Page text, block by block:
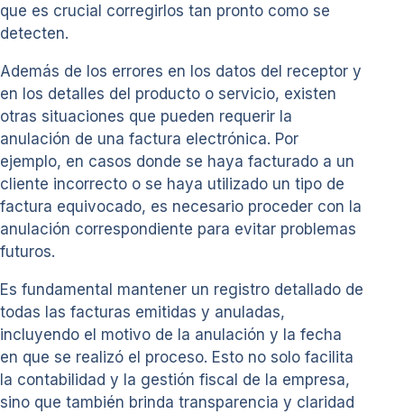
que es crucial corregirlos tan pronto como se
detecten.
Además de los errores en los datos del receptor y
en los detalles del producto o servicio, existen
otras situaciones que pueden requerir la
anulación de una factura electrónica. Por
ejemplo, en casos donde se haya facturado a un
cliente incorrecto o se haya utilizado un tipo de
factura equivocado, es necesario proceder con la
anulación correspondiente para evitar problemas
futuros.
Es fundamental mantener un registro detallado de
todas las facturas emitidas y anuladas,
incluyendo el motivo de la anulación y la fecha
en que se realizó el proceso. Esto no solo facilita
la contabilidad y la gestión fiscal de la empresa,
sino que también brinda transparencia y claridad